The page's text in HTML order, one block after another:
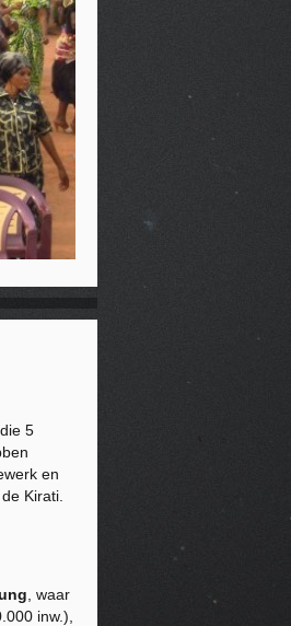
5
en
Kirati.
, waar
inw.),